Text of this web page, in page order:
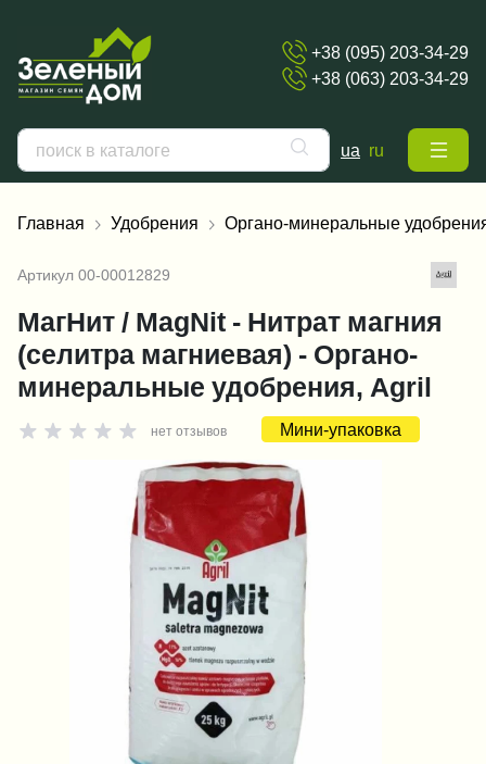
+38 (095) 203-34-29
+38 (063) 203-34-29
ua ru
Главная Удобрения Органо-минеральные
Артикул 00-00012829
МагНит / MagNit - Нитрат магния
(селитра магниевая) - Органо-
минеральные удобрения, Agril
нет отзывов Мини-упаковка